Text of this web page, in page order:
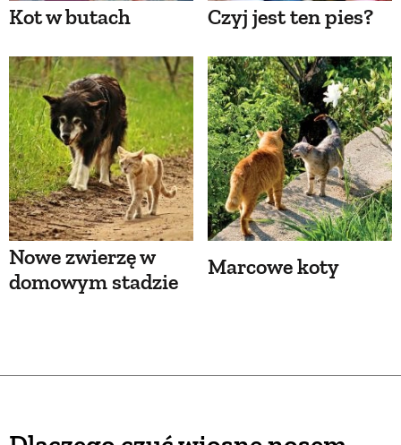
Kot w butach Czyj jest ten pies?
Nowe zwierzę w
domowym stadzie
Marcowe koty